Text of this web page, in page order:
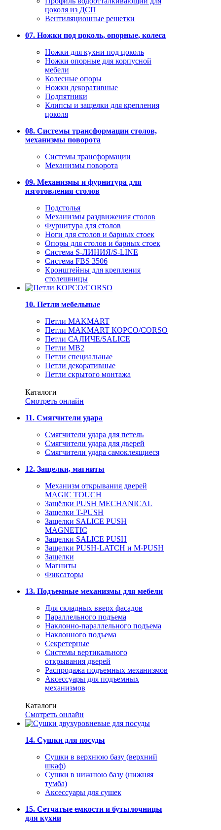
цоколя из ДСП
Вентиляционные решетки
07. Ножки под цоколь, опорные, колеса
Ножки для кухни под цоколь
Ножки опорные для корпусной
мебели
Колесные опоры
Ножки декоративные
Подпятники
Клипсы и защелки для крепления
цоколя
08. Системы трансформации столов,
механизмы поворота
Системы трансформации
Механизмы поворота
09. Механизмы и фурнитура для
изготовления столов
Подстолья
Механизмы раздвижения столов
Фурнитура для столов
Ноги для столов и барных стоек
Опоры для столов и барных стоек
Система S-ЛИНИЯ/S-LINE
Система FBS 3506
Кронштейны для крепления
столешницы
10. Петли мебельные
Петли MAKMART
Петли MAKMART КОРСО/CORSO
Петли САЛИЧЕ/SALICE
Петли MB2
Петли специальные
Петли декоративные
Петли скрытого монтажа
Каталоги
Смотреть онлайн
11. Смягчители удара
Смягчители удара для петель
Смягчители удара для дверей
Cмягчители удара самоклеящиеся
12. Защелки, магниты
Механизм открывания дверей
MAGIC TOUCH
Защёлки PUSH MECHANICAL
Защелки T-PUSH
Защелки SALICE PUSH
MAGNETIC
Защелки SALICE PUSH
Защелки PUSH-LATCH и M-PUSH
Защелки
Магниты
Фиксаторы
13. Подъемные механизмы для мебели
Для складных вверх фасадов
Параллельного подъема
Наклонно-параллельного подъема
Наклонного подъема
Секретерные
Системы вертикального
открывания дверей
Распродажа подъемных механизмов
Аксессуары для подъемных
механизмов
Каталоги
Смотреть онлайн
14. Сушки для посуды
Сушки в верхнюю базу (верхний
шкаф)
Сушки в нижнюю базу (нижняя
тумба)
Аксессуары для сушек
15. Сетчатые емкости и бутылочницы
для кухни